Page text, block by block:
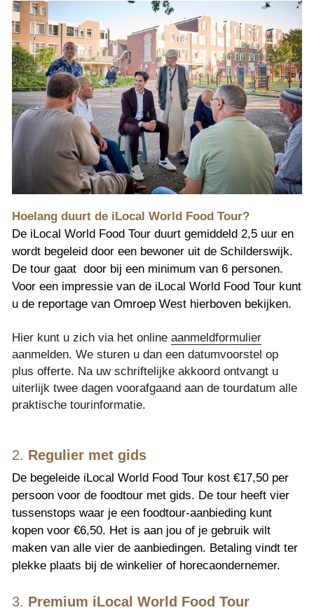
Hoelang duurt de iLocal World Food Tour?
De iLocal World Food Tour duurt gemiddeld 2,5 uur en
wordt begeleid door een bewoner uit de Schilderswijk.
De tour gaat  door bij een minimum van 6 personen.
Voor een impressie van de iLocal World Food Tour kunt
u de reportage van Omroep West hierboven bekijken.
Hier kunt u zich via het online aanmeldformulier
aanmelden. We sturen u dan een datumvoorstel op
plus offerte. Na uw schriftelijke akkoord ontvangt u
uiterlijk twee dagen voorafgaand aan de tourdatum alle
praktische tourinformatie.
2. Regulier met gids
De begeleide iLocal World Food Tour kost €17,50 per
persoon voor de foodtour met gids. De tour heeft vier
tussenstops waar je een foodtour-aanbieding kunt
kopen voor €6,50. Het is aan jou of je gebruik wilt
maken van alle vier de aanbiedingen. Betaling vindt ter
plekke plaats bij de winkelier of horecaondernemer.
3. Premium iLocal World Food Tour